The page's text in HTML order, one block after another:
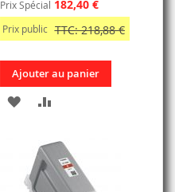
Prix Spécial 182,40 €
Prix public TTC: 218,88 €
Ajouter au panier
AJOUTER
MA
LISTE
COMPARATEUR